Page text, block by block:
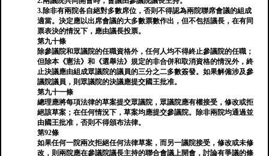
3.除非有兩院各自絕對多數席位，否則不得認為兩院聯席會議的組成
適當。決定應以出席會議的大多數票數作出，但不包括議長，在有同
票表決的情況下，應由議長投票。
第九十條
除參議院和眾議院的任職資格外，任何人均不得終止參議院的任職；
但除本《憲法》和《選舉法》規定的非合併和取消資格的情況外，終
止決議應由組成眾議院的議員的三分之二多數簽發。如果解僱涉及參
議院議員，則眾議院的決議應提交國王批准。
第九十一條
總理應將每項法律的草案提交眾議院，眾議院應有權接受，修改或拒
絕該草案；在任何情況下，草案均應提交參議院。除非兩院均通過並
由國王批准，否則不得頒布法律。
第92條
如果任何一院兩次拒絕任何法律草案，而另一議院接受，修改或未修
改，則兩院應在參議院議長主持的聯合會議上開會，討論有爭議的條